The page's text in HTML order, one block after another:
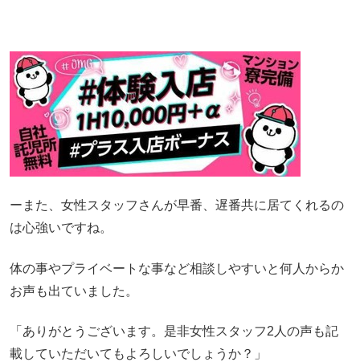
ーまた、女性スタッフさんが早番、遅番共に居てくれるの
は心強いですね。
体の事やプライベートな事など相談しやすいと何人からか
お声も出ていました。
「ありがとうございます。是非女性スタッフ2人の声も記
載していただいてもよろしいでしょうか？」